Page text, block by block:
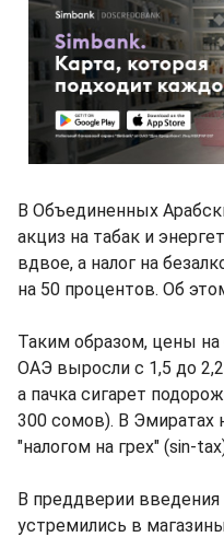
В Объединенных
акциз на табак и
вдвое, а налог на
на 50 процентов. Об
Таким образом, цены на
ОАЭ выросли с 1,5 до
а пачка сигарет
300 сомов). В
"налогом на грех" (sin-
В преддверии
устремились в